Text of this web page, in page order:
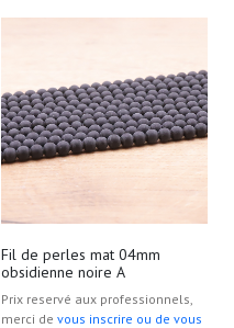
Fil de perles mat 04mm
obsidienne noire A
Prix reservé aux professionnels,
merci de vous inscrire ou de vous